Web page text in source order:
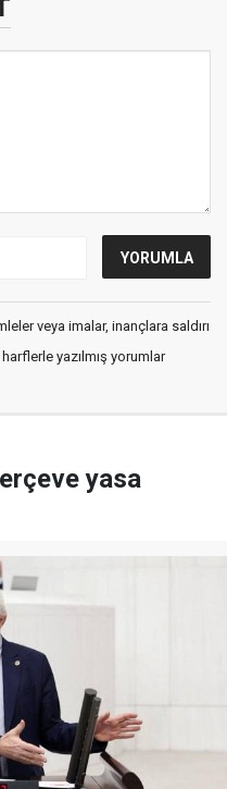
veya imalar, inançlara saldırı
yazılmış yorumlar
yasa